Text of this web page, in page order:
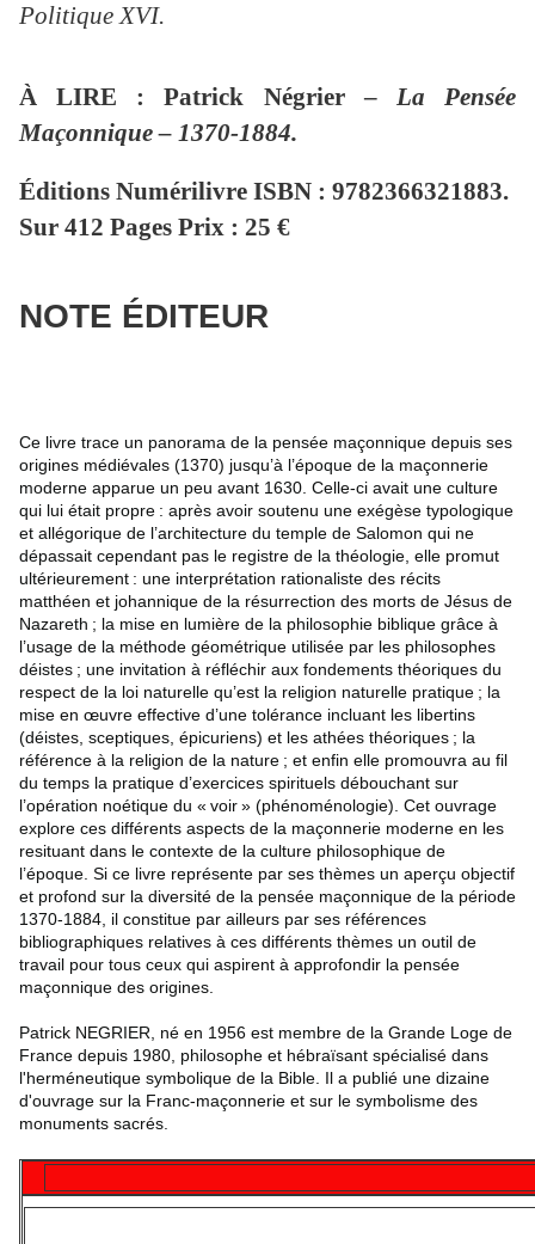
Politique XVI.
À LIRE : Patrick Négrier – La Pensée
Maçonnique – 1370-1884.
Éditions Numérilivre ISBN : 9782366321883.
Sur 412 Pages Prix : 25 €
NOTE ÉDITEUR
Ce livre trace un panorama de la pensée maçonnique depuis ses
origines médiévales (1370) jusqu’à l’époque de la maçonnerie
moderne apparue un peu avant 1630. Celle-ci avait une culture
qui lui était propre : après avoir soutenu une exégèse typologique
et allégorique de l’architecture du temple de Salomon qui ne
dépassait cependant pas le registre de la théologie, elle promut
ultérieurement : une interprétation rationaliste des récits
matthéen et johannique de la résurrection des morts de Jésus de
Nazareth ; la mise en lumière de la philosophie biblique grâce à
l’usage de la méthode géométrique utilisée par les philosophes
déistes ; une invitation à réfléchir aux fondements théoriques du
respect de la loi naturelle qu’est la religion naturelle pratique ; la
mise en œuvre effective d’une tolérance incluant les libertins
(déistes, sceptiques, épicuriens) et les athées théoriques ; la
référence à la religion de la nature ; et enfin elle promouvra au fil
du temps la pratique d’exercices spirituels débouchant sur
l’opération noétique du « voir » (phénoménologie). Cet ouvrage
explore ces différents aspects de la maçonnerie moderne en les
resituant dans le contexte de la culture philosophique de
l’époque. Si ce livre représente par ses thèmes un aperçu objectif
et profond sur la diversité de la pensée maçonnique de la période
1370-1884, il constitue par ailleurs par ses références
bibliographiques relatives à ces différents thèmes un outil de
travail pour tous ceux qui aspirent à approfondir la pensée
maçonnique des origines.
Patrick NEGRIER, né en 1956 est membre de la Grande Loge de
France depuis 1980, philosophe et hébraïsant spécialisé dans
l'herméneutique symbolique de la Bible. Il a publié une dizaine
d'ouvrage sur la Franc-maçonnerie et sur le symbolisme des
monuments sacrés.